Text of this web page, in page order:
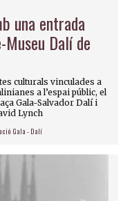
una entrada
Dalí de
culturals vinculades a
a l’espai públic, el
Gala-Salvador Dalí i
Lynch
Gala - Dalí